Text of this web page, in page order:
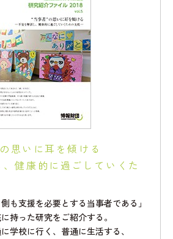
いに耳を傾ける
健康的に過ごしていくた
も支援を必要とする当事者である」
持った研究をご紹介する。
学校に行く、普通に生活する、